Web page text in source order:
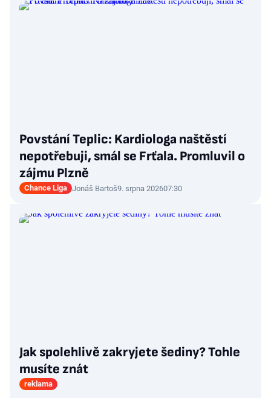
Povstání Teplic: Kardiologa naštěstí
nepotřebuji, smál se Frťala. Promluvil o
zájmu Plzně
Chance Liga Jonáš Bartoš9. srpna 202607:30
Jak spolehlivě zakryjete šediny? Tohle
musíte znát
reklama